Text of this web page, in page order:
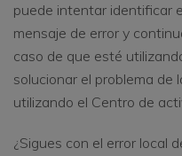
puede intentar identificar
mensaje de error y
caso de que esté
solucionar el problema de
utilizando el Centro de
¿Sigues con el error local